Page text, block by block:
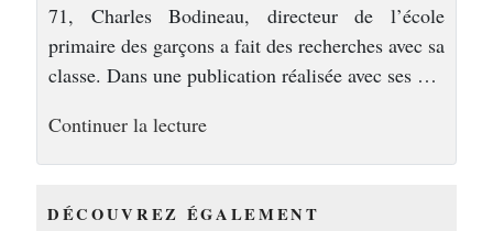
71, Charles Bodineau, directeur de l’école
primaire des garçons a fait des recherches avec sa
classe. Dans une publication réalisée avec ses …
Continuer la lecturede
d’histoire »
DÉCOUVREZ ÉGALEMENT